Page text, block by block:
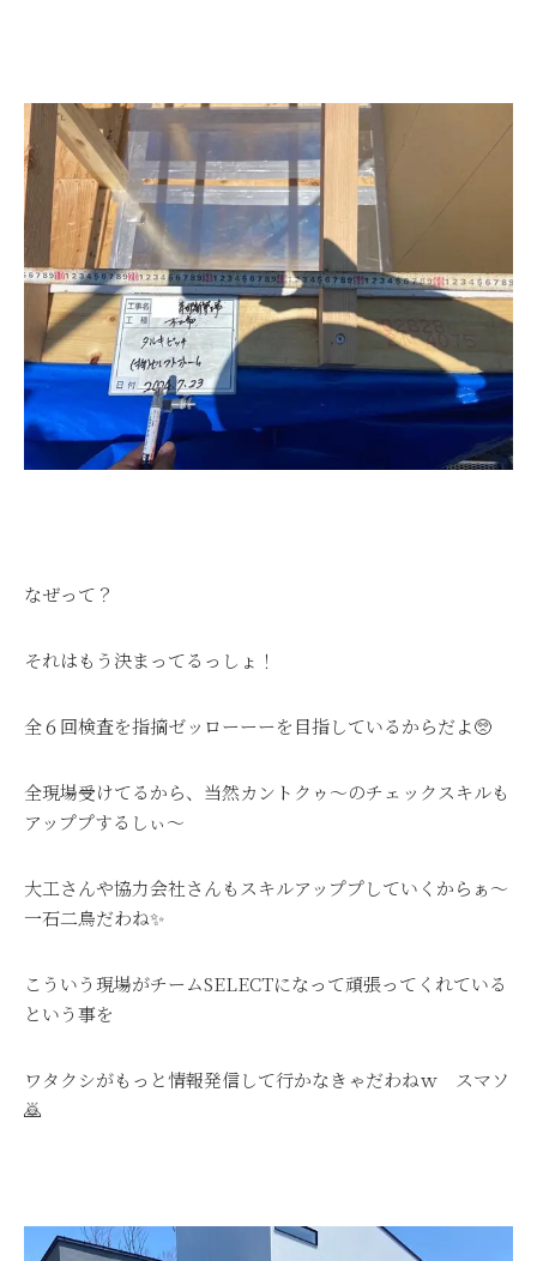
なぜって？
それはもう決まってるっしょ！
全６回検査を指摘ゼッローーーを目指しているからだよ🥺
全現場受けてるから、当然カントクゥ～のチェックスキルも
アッププするしぃ～
大工さんや協力会社さんもスキルアッププしていくからぁ～
一石二鳥だわね✨
こういう現場がチームSELECTになって頑張ってくれている
という事を
ワタクシがもっと情報発信して行かなきゃだわねｗ スマソ
🙇